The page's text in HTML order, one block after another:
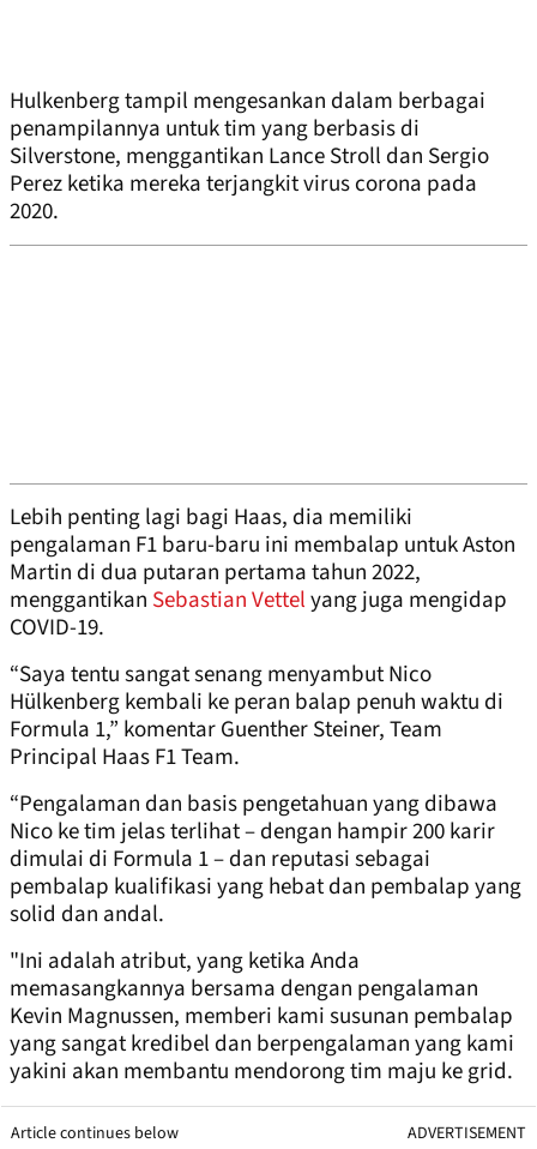
Hulkenberg tampil mengesankan dalam berbagai
penampilannya untuk tim yang berbasis di
Silverstone, menggantikan Lance Stroll dan Sergio
Perez ketika mereka terjangkit virus corona pada
2020.
Lebih penting lagi bagi Haas, dia memiliki
pengalaman F1 baru-baru ini membalap untuk Aston
Martin di dua putaran pertama tahun 2022,
menggantikan Sebastian Vettelyang juga mengidap
COVID-19.
“Saya tentu sangat senang menyambut Nico
Hülkenberg kembali ke peran balap penuh waktu di
Formula 1,” komentar Guenther Steiner, Team
Principal Haas F1 Team.
“Pengalaman dan basis pengetahuan yang dibawa
Nico ke tim jelas terlihat – dengan hampir 200 karir
dimulai di Formula 1 – dan reputasi sebagai
pembalap kualifikasi yang hebat dan pembalap yang
solid dan andal.
"Ini adalah atribut, yang ketika Anda
memasangkannya bersama dengan pengalaman
Kevin Magnussen, memberi kami susunan pembalap
yang sangat kredibel dan berpengalaman yang kami
yakini akan membantu mendorong tim maju ke grid.
Article continues below ADVERTISEMENT